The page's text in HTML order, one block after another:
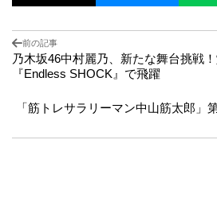
前の記事
乃木坂46中村麗乃、新たな舞台挑戦
『Endless SHOCK』で飛躍
「筋トレサラリーマン中山筋太郎」